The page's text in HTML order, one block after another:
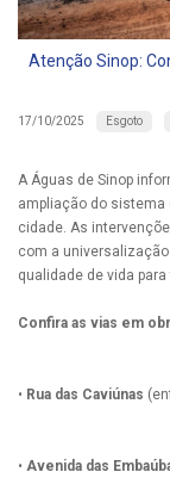
Atenção Sinop:
17/10/2025 Esgoto
A Águas de Sinop
ampliação do
cidade. As
com a
qualidade de vida
Confira as vias em
• Rua das Caviúnas
• Avenida das